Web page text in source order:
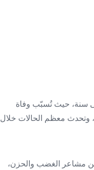
سنة، حيث تُسبّب وفاة
وتحدث معظم الحالات خلال
مشاعر الغضب والحزن،